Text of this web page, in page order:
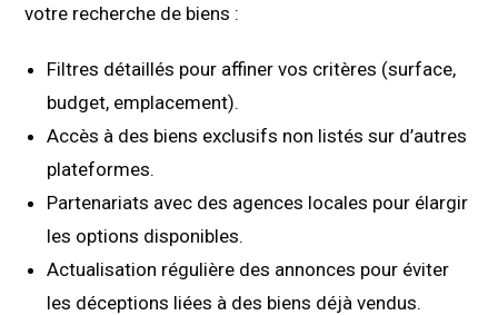
votre recherche de biens :
Filtres détaillés pour affiner vos critères (surface,
budget, emplacement).
Accès à des biens exclusifs non listés sur d’autres
plateformes.
Partenariats avec des agences locales pour élargir
les options disponibles.
Actualisation régulière des annonces pour éviter
les déceptions liées à des biens déjà vendus.